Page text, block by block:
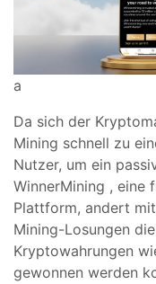
a
Da sich der
Mining schnell zu
Nutzer, um ein
WinnerMining , eine
Plattform, andert
Mining-Losungen
Kryptowahrungen
gewonnen werden